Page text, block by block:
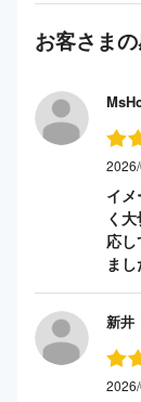
お客さま
イ
く
応
まし
新井